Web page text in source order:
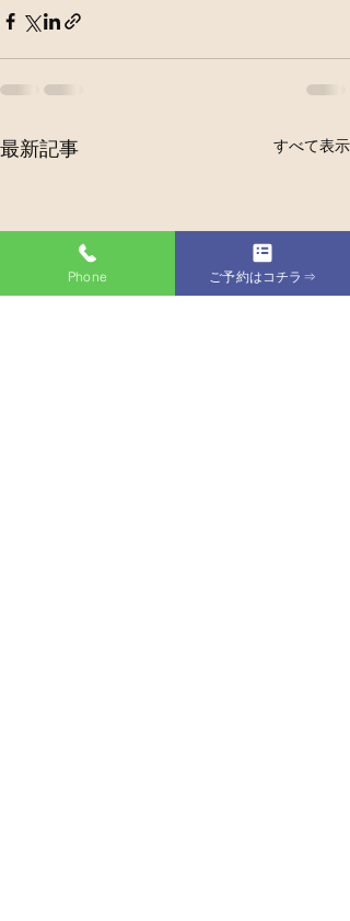
最新記事 すべて表示
Phone ご予約はコチラ⇒